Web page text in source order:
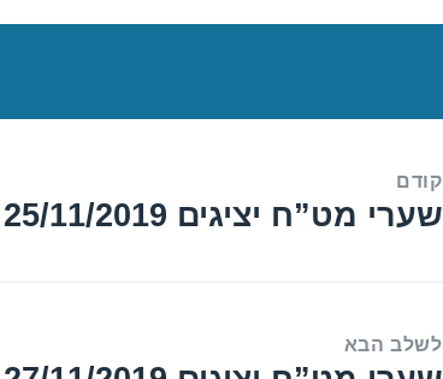
קודם
הפוסט
שערי מט”ח יציגים 25/11/2019
לשלב הבא